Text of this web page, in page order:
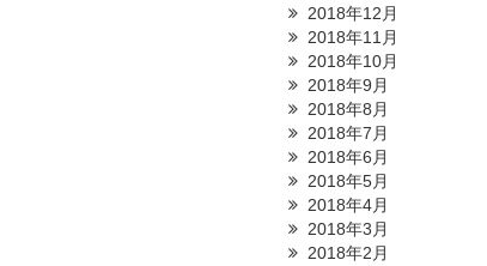
2018年12月
2018年11月
2018年10月
2018年9月
2018年8月
2018年7月
2018年6月
2018年5月
2018年4月
2018年3月
2018年2月